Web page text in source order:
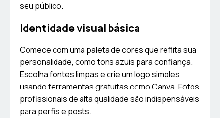
seu público.
Identidade visual básica
Comece com uma paleta de cores que reflita sua
personalidade, como tons azuis para confiança.
Escolha fontes limpas e crie um logo simples
usando ferramentas gratuitas como Canva. Fotos
profissionais de alta qualidade são indispensáveis
para perfis e posts.